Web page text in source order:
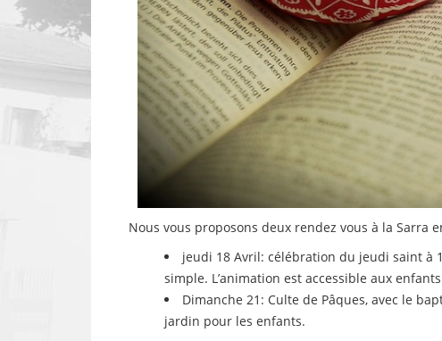
Nous vous proposons deux rendez vous à la Sarra
jeudi 18 Avril: célébration du jeudi saint à
simple. L’animation est accessible aux
Dimanche 21: Culte de Pâques, avec le
jardin pour les enfants.